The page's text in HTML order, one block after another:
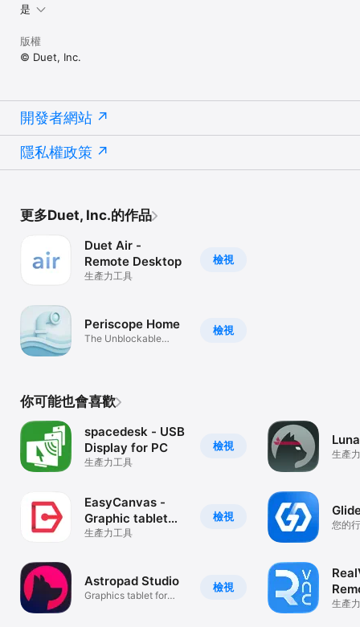
是
版權
© Duet, Inc.
開發者網站
隱私權政策
更多Duet, Inc.的作品
檢視
Duet Air -
Remote Desktop
生產力工具
檢視
Periscope Home
The Unblockable
你可能也會喜歡
檢視
spacedesk - USB
Display for PC
生產力工具
檢視
EasyCanvas -
Graphic tablet
App
生產力工具
檢視
Astropad Studio
Graphics tablet for
生產
您的
生產